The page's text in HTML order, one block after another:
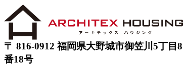
〒 816-0912 福岡県大野城市御笠川5丁目8
番18号